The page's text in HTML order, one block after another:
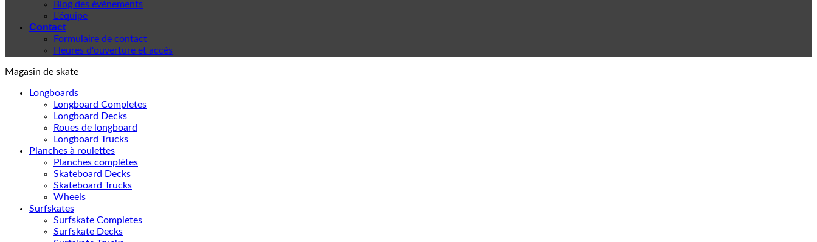
Blog des événements
L'équipe
Contact
Formulaire de contact
Heures d'ouverture et accès
Magasin de skate
Longboards
Longboard Completes
Longboard Decks
Roues de longboard
Longboard Trucks
Planches à roulettes
Planches complètes
Skateboard Decks
Skateboard Trucks
Wheels
Surfskates
Surfskate Completes
Surfskate Decks